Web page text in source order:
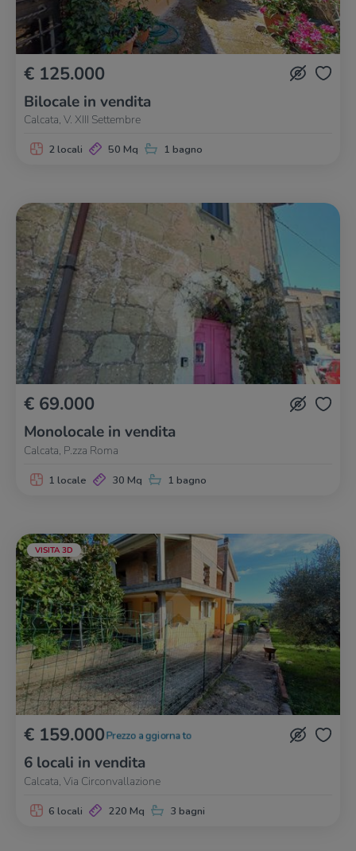
€ 125.000
Bilocale in vendita
Calcata, V. XIII Settembre
2 locali 50 Mq 1 bagno
€ 69.000
Monolocale in vendita
Calcata, P.zza Roma
1 locale 30 Mq 1 bagno
VISITA 3D
€ 159.000 Prezzo aggiornato
6 locali in vendita
Calcata, Via Circonvallazione
6 locali 220 Mq 3 bagni